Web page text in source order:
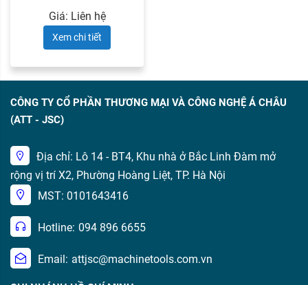
công ...
Giá: Liên hệ
Xem chi tiết
CÔNG TY CỔ PHẦN THƯƠNG MẠI VÀ CÔNG NGHỆ Á CHÂU
(ATT - JSC)
Địa chỉ: Lô 14 - BT4, Khu nhà ở Bắc Linh Đàm mở
rộng vị trí X2, Phường Hoàng Liệt, TP. Hà Nội
MST: 0101643416
Hotline: 094 896 6655
Email: attjsc@machinetools.com.vn